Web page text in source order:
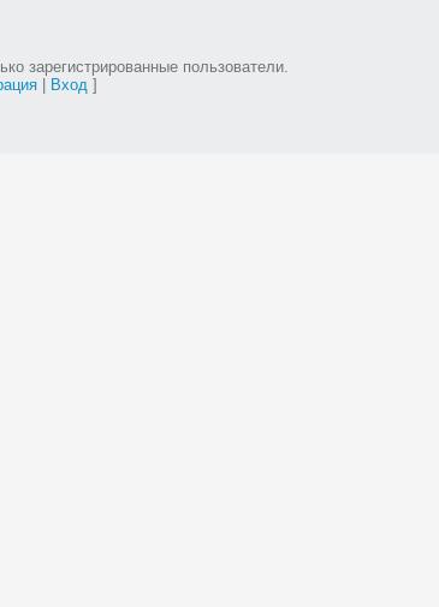
зарегистрированные пользователи.
| Вход]